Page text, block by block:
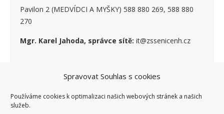
Spravovat Souhlas s cookies
Používáme cookies k optimalizaci našich webových stránek a našich
služeb.
Pavilon 2 (MEDVÍDCI A MYŠKY) 588 880 269, 588 880
270
Mgr. Karel Jahoda, správce sítě: it@zssenicenh.cz
SOCIÁLNÍ SÍTĚ